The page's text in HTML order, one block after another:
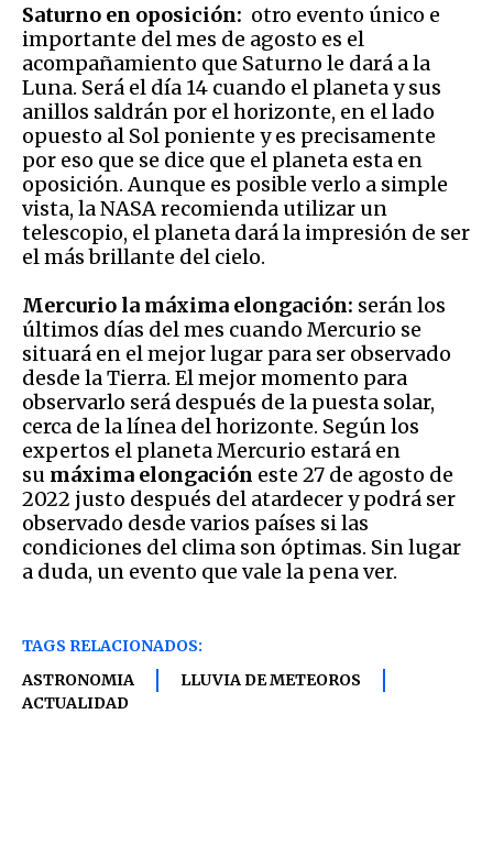
Saturno en oposición: otro evento único e
importante del mes de agosto es el
acompañamiento que Saturno le dará a la
Luna. Será el día 14 cuando el planeta y sus
anillos saldrán por el horizonte, en el lado
opuesto al Sol poniente y es precisamente
por eso que se dice que el planeta esta en
oposición. Aunque es posible verlo a simple
vista, la NASA recomienda utilizar un
telescopio, el planeta dará la impresión de ser
el más brillante del cielo.
Mercurio la máxima elongación: serán los
últimos días del mes cuando Mercurio se
situará en el mejor lugar para ser observado
desde la Tierra. El mejor momento para
observarlo será después de la puesta solar,
cerca de la línea del horizonte. Según los
expertos el planeta Mercurio estará en
su máxima elongación este 27 de agosto de
2022 justo después del atardecer y podrá ser
observado desde varios países si las
condiciones del clima son óptimas. Sin lugar
a duda, un evento que vale la pena ver.
TAGS RELACIONADOS:
ASTRONOMIA
LLUVIA DE METEOROS
ACTUALIDAD